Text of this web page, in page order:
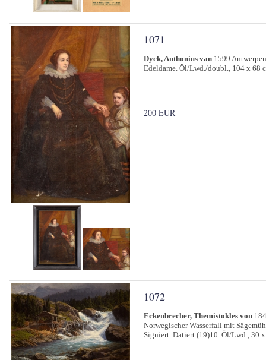
1071
Dyck, Anthonius van 1599
Edeldame. Öl/Lwd./doubl., 104 x 68
200 EUR
1072
Eckenbrecher, Themistokles von
Norwegischer Wasserfall mit
Signiert. Datiert (19)10. Öl/Lwd., 30